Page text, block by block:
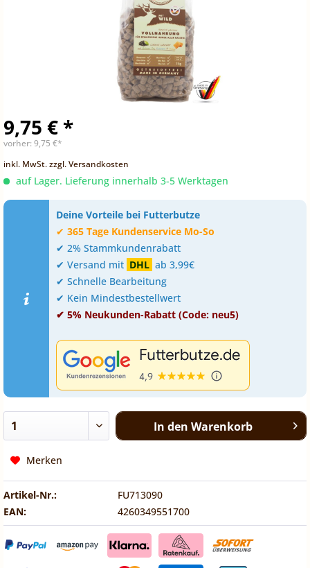
9,75 € *
vorher: 9,75 €*
inkl. MwSt.zzgl. Versandkosten
auf Lager. Lieferung innerhalb 3-5 Werktagen
Deine Vorteile bei Futterbutze
✔ 365 Tage Kundenservice Mo-So
✔ 2% Stammkundenrabatt
✔ Versand mit DHL ab 3,99€
✔ Schnelle Bearbeitung
✔ Kein Mindestbestellwert
✔ 5% Neukunden-Rabatt (Code: neu5)
In den Warenkorb
Merken
Artikel-Nr.:
FU713090
EAN:
4260349551700